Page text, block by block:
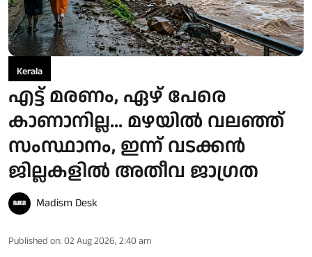
Kerala
എട്ട് മരണം, ഏഴ് പേരെ
കാണാനില്ല... മഴയിൽ വലഞ്ഞ്
സംസ്ഥാനം, ഇന്ന് വടക്കൻ
ജില്ലകളിൽ അതീവ ജാഗ്രത
Madism Desk
Published on: 02 Aug 2026, 2:40 am